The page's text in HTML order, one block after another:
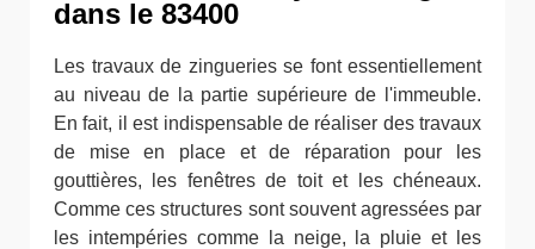
dans le 83400
Les travaux de zingueries se font essentiellement
au niveau de la partie supérieure de l'immeuble.
En fait, il est indispensable de réaliser des travaux
de mise en place et de réparation pour les
gouttières, les fenêtres de toit et les chéneaux.
Comme ces structures sont souvent agressées par
les intempéries comme la neige, la pluie et les